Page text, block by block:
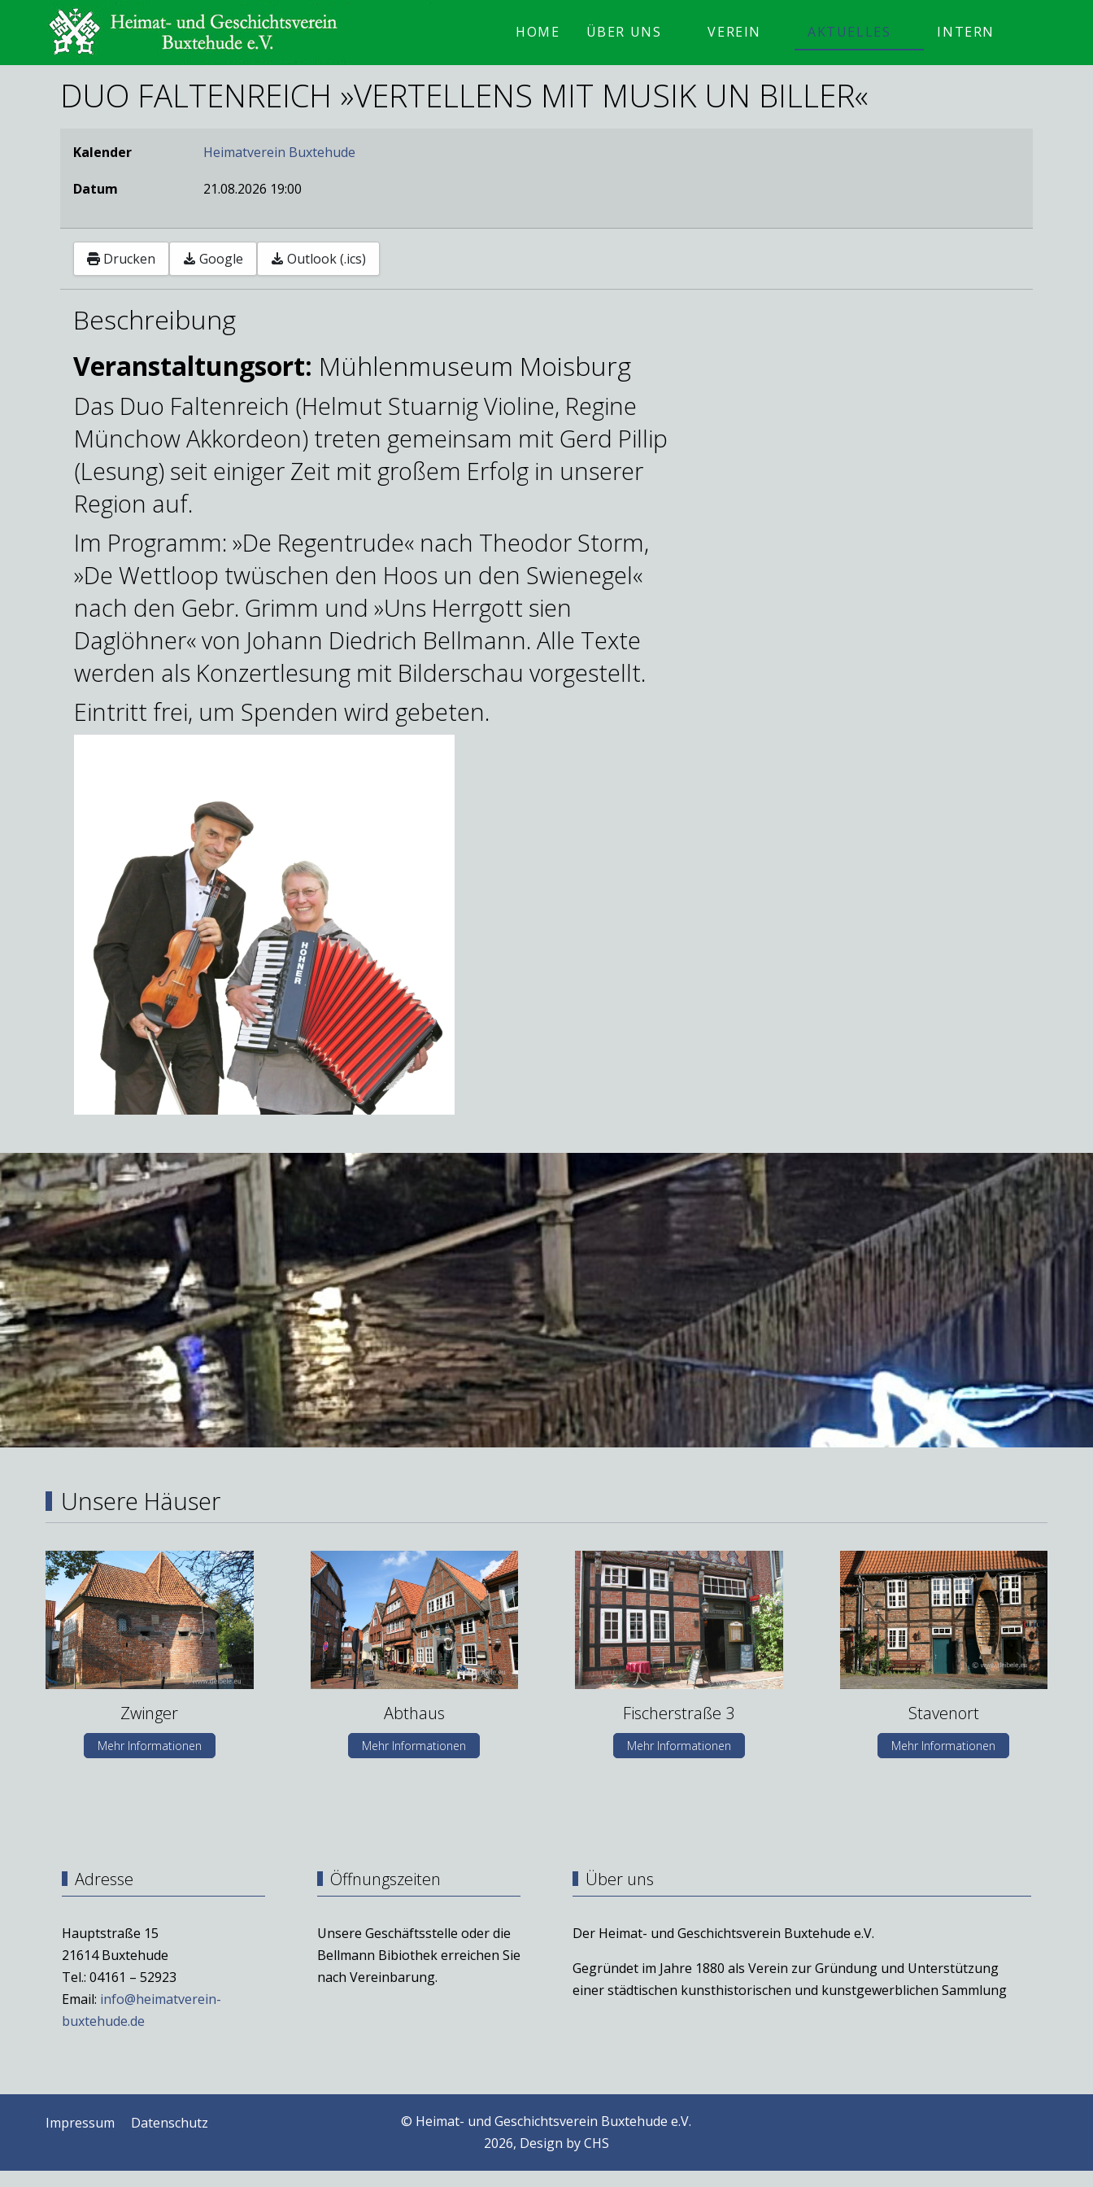
HOME ÜBER UNS VEREIN AKTUELLES INTERN
DUO FALTENREICH »VERTELLENS MIT MUSIK UN BILLER«
Kalender Heimatverein Buxtehude
Datum 21.08.2026 19:00
Drucken Google Outlook (.ics)
Beschreibung
Veranstaltungsort: Mühlenmuseum Moisburg
Das Duo Faltenreich (Helmut Stuarnig Violine, Regine
Münchow Akkordeon) treten gemeinsam mit Gerd Pillip
(Lesung) seit einiger Zeit mit großem Erfolg in unserer
Region auf.
Im Programm: »De Regentrude« nach Theodor Storm,
»De Wettloop twüschen den Hoos un den Swienegel«
nach den Gebr. Grimm und »Uns Herrgott sien
Daglöhner« von Johann Diedrich Bellmann. Alle Texte
werden als Konzertlesung mit Bilderschau vorgestellt.
Eintritt frei, um Spenden wird gebeten.
Unsere Häuser
Zwinger
Mehr Informationen
Abthaus
Mehr Informationen
Fischerstraße 3
Mehr Informationen
Stavenort
Mehr Informationen
Adresse
Hauptstraße 15
21614 Buxtehude
Tel.: 04161 – 52923
Email: info@heimatverein-
buxtehude.de
Öffnungszeiten
Unsere Geschäftsstelle oder die
Bellmann Bibiothek erreichen Sie
nach Vereinbarung.
Über uns
Der Heimat- und Geschichtsverein Buxtehude e.V.
Gegründet im Jahre 1880 als Verein zur Gründung und Unterstützung
einer städtischen kunsthistorischen und kunstgewerblichen Sammlung
Impressum Datenschutz
© Heimat- und Geschichtsverein Buxtehude e.V.
2026, Design byCHS